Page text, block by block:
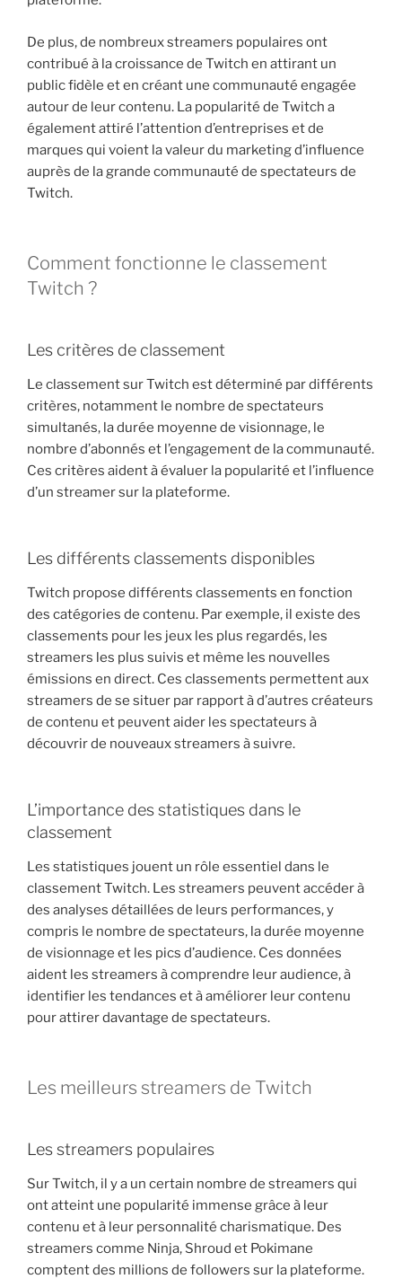
De plus, de nombreux streamers populaires ont
contribué à la croissance de Twitch en attirant un
public fidèle et en créant une communauté engagée
autour de leur contenu. La popularité de Twitch a
également attiré l’attention d’entreprises et de
marques qui voient la valeur du marketing d’influence
auprès de la grande communauté de spectateurs de
Twitch.
Comment fonctionne le classement
Twitch ?
Les critères de classement
Le classement sur Twitch est déterminé par différents
critères, notamment le nombre de spectateurs
simultanés, la durée moyenne de visionnage, le
nombre d’abonnés et l’engagement de la communauté.
Ces critères aident à évaluer la popularité et l’influence
d’un streamer sur la plateforme.
Les différents classements disponibles
Twitch propose différents classements en fonction
des catégories de contenu. Par exemple, il existe des
classements pour les jeux les plus regardés, les
streamers les plus suivis et même les nouvelles
émissions en direct. Ces classements permettent aux
streamers de se situer par rapport à d’autres créateurs
de contenu et peuvent aider les spectateurs à
découvrir de nouveaux streamers à suivre.
L’importance des statistiques dans le
classement
Les statistiques jouent un rôle essentiel dans le
classement Twitch. Les streamers peuvent accéder à
des analyses détaillées de leurs performances, y
compris le nombre de spectateurs, la durée moyenne
de visionnage et les pics d’audience. Ces données
aident les streamers à comprendre leur audience, à
identifier les tendances et à améliorer leur contenu
pour attirer davantage de spectateurs.
Les meilleurs streamers de Twitch
Les streamers populaires
Sur Twitch, il y a un certain nombre de streamers qui
ont atteint une popularité immense grâce à leur
contenu et à leur personnalité charismatique. Des
streamers comme Ninja, Shroud et Pokimane
comptent des millions de followers sur la plateforme.